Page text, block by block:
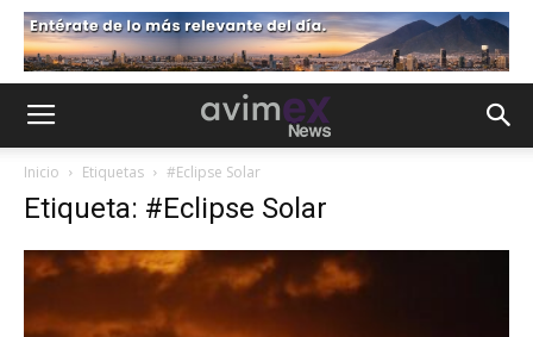
Inicio Etiquetas #Eclipse Solar
Etiqueta: #Eclipse Solar